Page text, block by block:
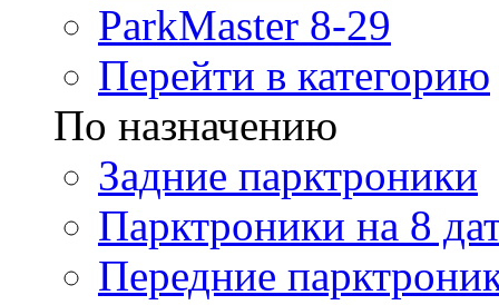
ParkMaster 8-29
Перейти в категорию
По назначению
Задние парктроники
Парктроники на 8
Передние